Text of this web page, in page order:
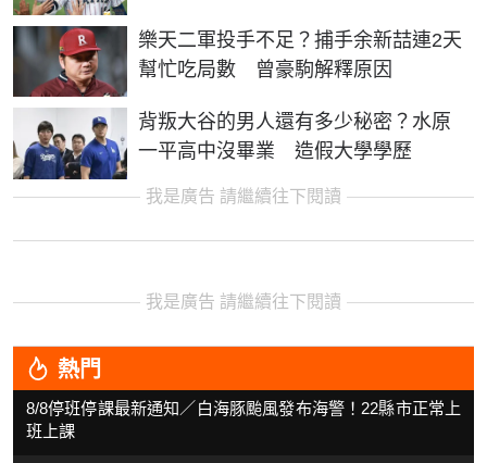
樂天二軍投手不足？捕手余新喆連2天
幫忙吃局數 曾豪駒解釋原因
背叛大谷的男人還有多少秘密？水原
一平高中沒畢業 造假大學學歷
我是廣告 請繼續往下閱讀
我是廣告 請繼續往下閱讀
熱門
8/8停班停課最新通知／白海豚颱風發布海警！22縣市正常上
班上課